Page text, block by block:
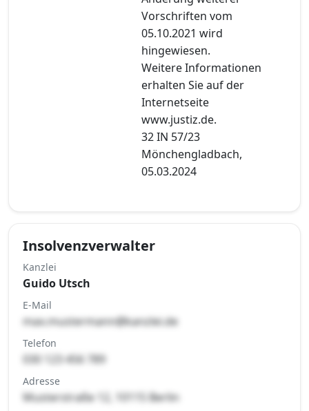
Vorschriften vom
05.10.2021 wird
hingewiesen.
Weitere Informationen
erhalten Sie auf der
Internetseite
www.justiz.de.
32 IN 57/23
Mönchengladbach,
05.03.2024
Insolvenzverwalter
Kanzlei
Guido Utsch
E-Mail
max.mustermann@kanzlei.de
Telefon
030 123 456 789
Adresse
Musterstraße 12, 10115 Berlin